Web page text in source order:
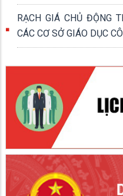
RẠCH GIÁ CHỦ ĐỘNG
CÁC CƠ SỞ GIÁO DỤC